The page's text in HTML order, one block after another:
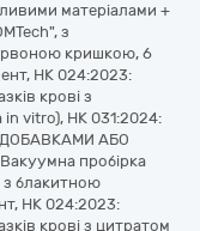
матеріалами +
з
кришкою, 6
НК 024:2023:
крові з
in vitro), НК 031:2024:
ДОБАВКАМИ АБО
пробірка
з блакитною
НК 024:2023:
крові з цитратом